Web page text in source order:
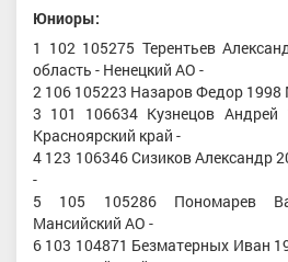
Юниоры:
1 102 105275 Терентьев
область - Ненецкий АО -
2 106 105223 Назаров Федор 1998
3 101 106634 Кузнецов
Красноярский край -
4 123 106346 Сизиков Александр
-
5 105 105286 Пономарев
Мансийский АО -
6 103 104871 Безматерных Иван